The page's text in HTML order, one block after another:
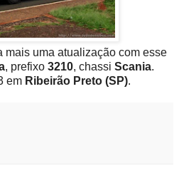
mais uma atualização com esse
, prefixo 3210, chassi Scania.
em Ribeirão Preto (SP).